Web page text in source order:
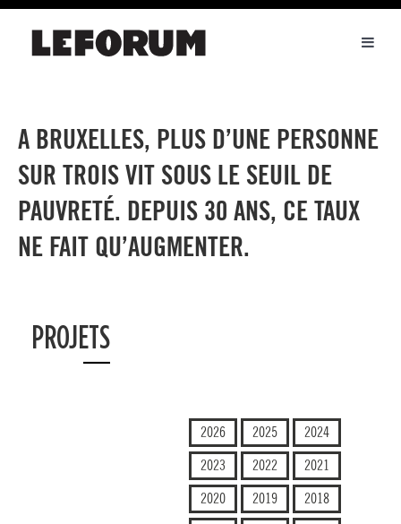
A BRUXELLES, PLUS D’UNE PERSONNE
SUR TROIS VIT SOUS LE SEUIL DE
PAUVRETÉ. DEPUIS 30 ANS, CE TAUX
NE FAIT QU’AUGMENTER.
PROJETS
2026 2025 2024
2023 2022 2021
2020 2019 2018